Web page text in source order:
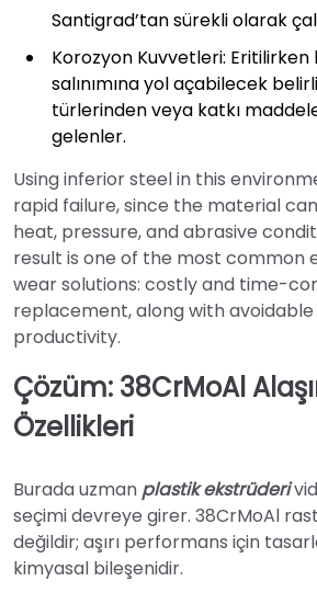
Santigrad’tan sürekli olarak
Korozyon Kuvvetleri:
salınımına yol açabilecek
türlerinden veya katkı
gelenler.
Using inferior steel in this
rapid failure, since the material
heat, pressure, and abrasive
result is one of the most common
wear solutions: costly and time-
replacement, along with
productivity.
Çözüm: 38CrMoAl
Özellikleri
Burada uzman plastik ekstrüderi
seçimi devreye girer. 38CrMoAl
değildir; aşırı performans için
kimyasal bileşenidir.